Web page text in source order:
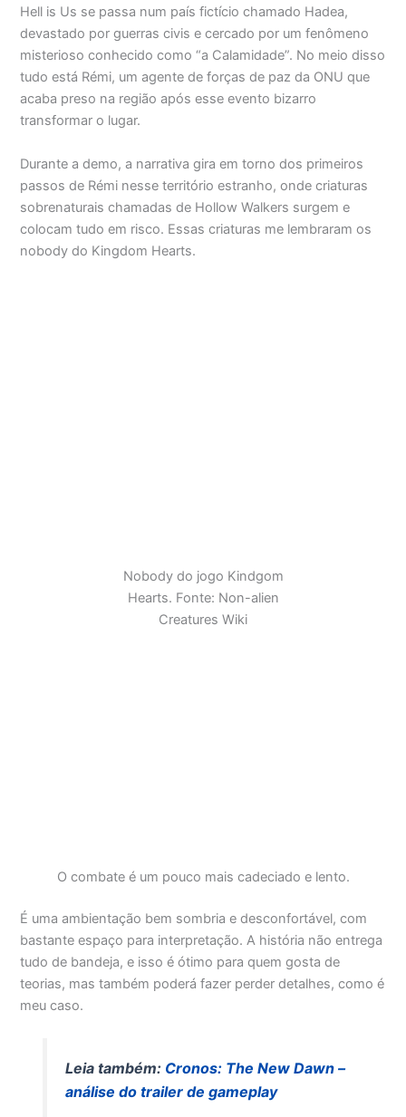
Hell is Us se passa num país fictício chamado Hadea,
devastado por guerras civis e cercado por um fenômeno
misterioso conhecido como “a Calamidade”. No meio disso
tudo está Rémi, um agente de forças de paz da ONU que
acaba preso na região após esse evento bizarro
transformar o lugar.
Durante a demo, a narrativa gira em torno dos primeiros
passos de Rémi nesse território estranho, onde criaturas
sobrenaturais chamadas de Hollow Walkers surgem e
colocam tudo em risco. Essas criaturas me lembraram os
nobody do Kingdom Hearts.
Nobody do jogo Kindgom
Hearts. Fonte: Non-alien
Creatures Wiki
O combate é um pouco mais cadeciado e lento.
É uma ambientação bem sombria e desconfortável, com
bastante espaço para interpretação. A história não entrega
tudo de bandeja, e isso é ótimo para quem gosta de
teorias, mas também poderá fazer perder detalhes, como é
meu caso.
Leia também: Cronos: The New Dawn –
análise do trailer de gameplay